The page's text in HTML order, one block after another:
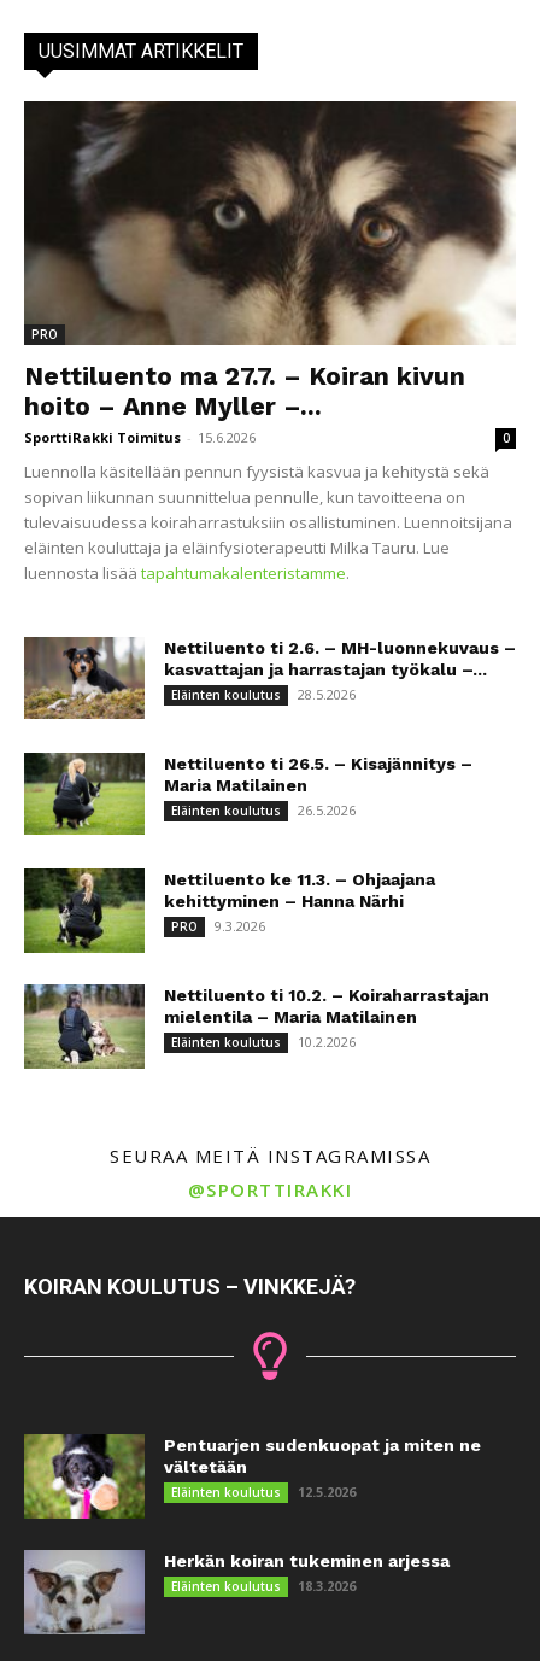
UUSIMMAT ARTIKKELIT
PRO
Nettiluento ma 27.7. – Koiran kivun
hoito – Anne Myller –...
SporttiRakki Toimitus - 15.6.2026 0
Luennolla käsitellään pennun fyysistä kasvua ja kehitystä sekä
sopivan liikunnan suunnittelua pennulle, kun tavoitteena on
tulevaisuudessa koiraharrastuksiin osallistuminen. Luennoitsijana
eläinten kouluttaja ja eläinfysioterapeutti Milka Tauru. Lue
luennosta lisää tapahtumakalenteristamme.
Nettiluento ti 2.6. – MH-luonnekuvaus –
kasvattajan ja harrastajan työkalu –...
Eläinten koulutus 28.5.2026
Nettiluento ti 26.5. – Kisajännitys –
Maria Matilainen
Eläinten koulutus 26.5.2026
Nettiluento ke 11.3. – Ohjaajana
kehittyminen – Hanna Närhi
PRO 9.3.2026
Nettiluento ti 10.2. – Koiraharrastajan
mielentila – Maria Matilainen
Eläinten koulutus 10.2.2026
SEURAA MEITÄ INSTAGRAMISSA
@SPORTTIRAKKI
KOIRAN KOULUTUS – VINKKEJÄ?
Pentuarjen sudenkuopat ja miten ne
vältetään
Eläinten koulutus 12.5.2026
Herkän koiran tukeminen arjessa
Eläinten koulutus 18.3.2026